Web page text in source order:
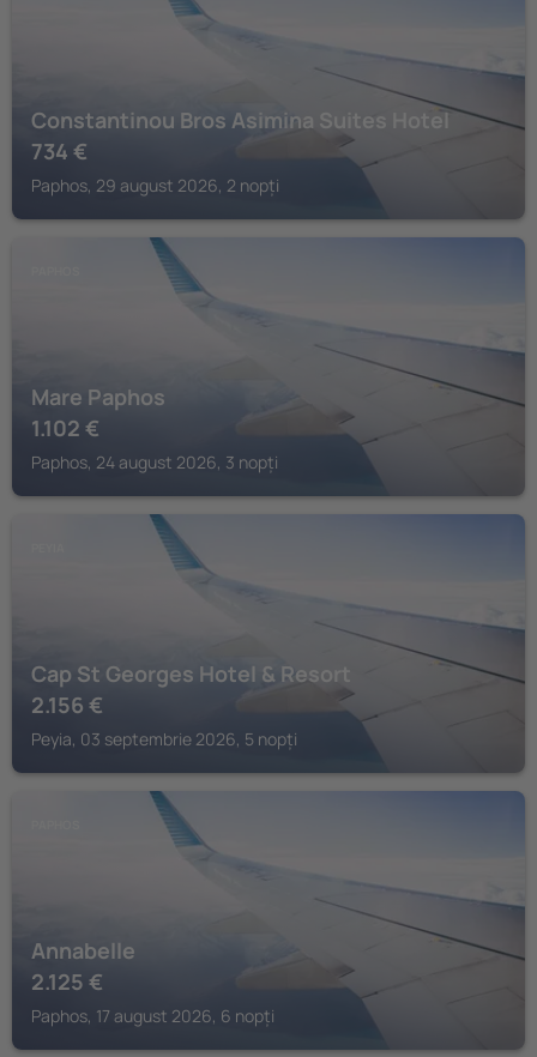
Constantinou Bros Asimina Suites Hotel
734 €
Paphos, 29 august 2026, 2 nopți
Mare Paphos
1.102 €
Paphos, 24 august 2026, 3 nopți
Cap St Georges Hotel & Resort
2.156 €
Peyia, 03 septembrie 2026, 5 nopți
Annabelle
2.125 €
Paphos, 17 august 2026, 6 nopți